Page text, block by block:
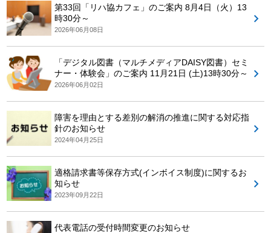
第33回「リハ協カフェ」のご案内 8月4日（火）13
時30分～
2026年06月08日
「デジタル図書（マルチメディアDAISY図書）セミ
ナー・体験会」のご案内 11月21日 (土)13時30分～
2026年06月02日
障害を理由とする差別の解消の推進に関する対応指
針のお知らせ
2024年04月25日
適格請求書等保存方式(インボイス制度)に関するお
知らせ
2023年09月22日
代表電話の受付時間変更のお知らせ